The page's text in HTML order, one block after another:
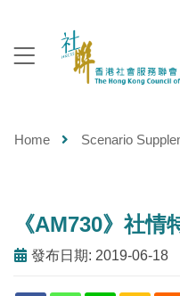
Home Scenario
《AM730》社情
發布日期: 2019-06-18